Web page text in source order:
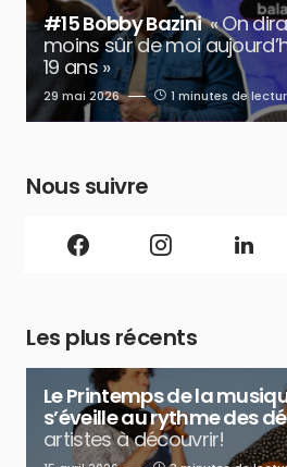
#15 Bobby Bazini « On
moins sûr de moi
19 ans »
29 mai 2026 1 minutes de
Nous suivre
Les plus récents
Le Printemps de la
s’éveille au rythme des
artistes à découvrir!